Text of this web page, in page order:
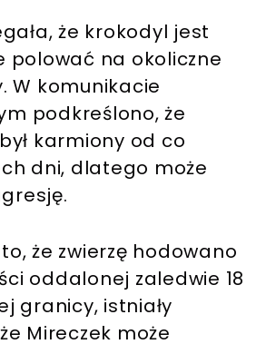
że krokodyl jest
polować na okoliczne
W komunikacie
podkreślono, że
karmiony od co
dni, dlatego może
że zwierzę hodowano
oddalonej zaledwie 18
granicy, istniały
Mireczek może